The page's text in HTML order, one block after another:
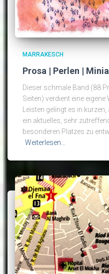
MARRAKESCH
Prosa | Perlen |
Dieser schmale Band (88
Seiten) verdient eine
Leisten gelingt es in
ein aktuelles, sehr
besonderen Platzes zu
Weiterlesen…